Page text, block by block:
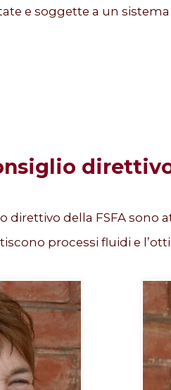
e soggette a un
della FSFA sono
processi fluidi e